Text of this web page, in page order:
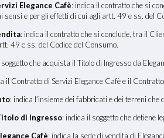
Elegance Cafè: indica il contratto che si
sensi e per gli effetti di cui agli artt. 49 e ss. del
: indica il contratto che si conclude, tra il
49 e ss. del Codice del Consumo.
che acquista il Titolo di Ingresso da
il Contratto di Servizi Elegance Cafè e il
: indica l’insieme dei fabbricati e dei terreni
di Ingresso: indica il soggetto che detiene
Cafè: indica la sede di vendita di